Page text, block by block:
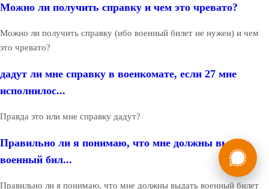
Можно ли получить справку и чем это чревато?
Можно ли получить справку (ибо военный билет не нужен) и чем
это чревато?
дадут ли мне справку в военкомате, если 27 мне
исполнилос...
Правда это или мне справку дадут?
Правильно ли я понимаю, что мне должны выдать
военный бил...
Правильно ли я понимаю, что мне должны выдать военный билет
Мы в России
Бесплатная